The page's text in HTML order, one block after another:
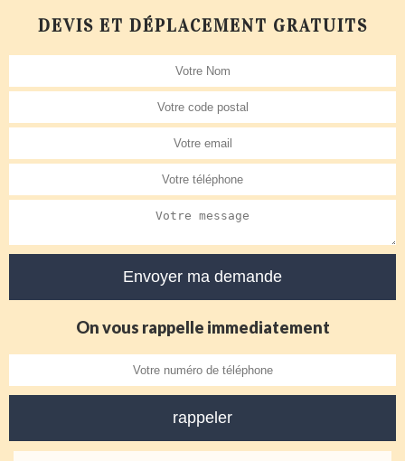
DEVIS ET DÉPLACEMENT GRATUITS
On vous rappelle immediatement